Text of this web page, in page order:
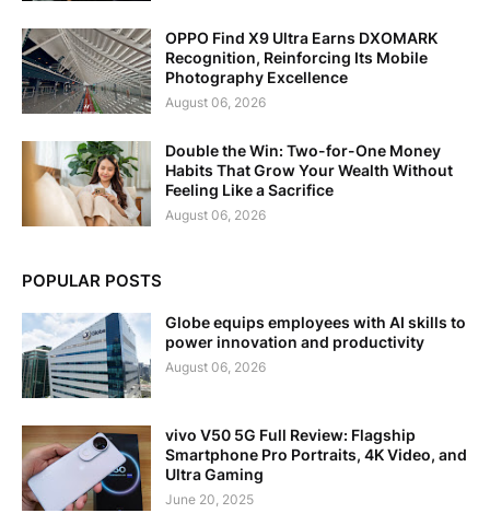
OPPO Find X9 Ultra Earns DXOMARK
Recognition, Reinforcing Its Mobile
Photography Excellence
August 06, 2026
Double the Win: Two-for-One Money
Habits That Grow Your Wealth Without
Feeling Like a Sacrifice
August 06, 2026
POPULAR POSTS
Globe equips employees with AI skills to
power innovation and productivity
August 06, 2026
vivo V50 5G Full Review: Flagship
Smartphone Pro Portraits, 4K Video, and
Ultra Gaming
June 20, 2025